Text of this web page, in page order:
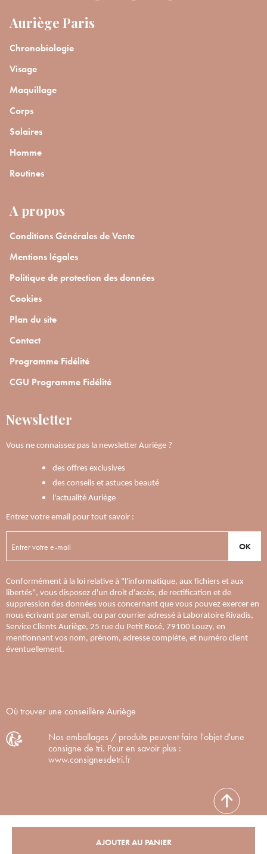
AJOUTER AU PANIER
Auriège Paris
Chronobiologie
Visage
Maquillage
Corps
Solaires
Homme
Routines
A propos
Conditions Générales de Vente
Mentions légales
Politique de protection des données
Cookies
Plan du site
Contact
Programme Fidélité
CGU Programme Fidélité
Newsletter
Vous ne connaissez pas la newsletter Auriège ?
des offres exclusives
des conseils et astuces beauté
l'actualité Auriège
Entrez votre email pour tout savoir :
OK
Conformément à la loi relative à "l'informatique, aux fichiers et aux
libertés", vous disposez d'un droit d'accès, de rectification et de
suppression des données vous concernant que vous pouvez exercer en
nous écrivant par email, ou par courrier adressé à Laboratoire Rivadis,
Service Clients Auriège, 25 rue du Petit Rosé, 79100 Louzy, en
mentionnant vos nom, prénom, adresse complète, et numéro client
éventuellement.
Où trouver une conseillère Auriège
Nos emballages / produits peuvent faire l'objet d'une
consigne de tri. Pour en savoir plus :
www.consignesdetri.fr
Auriège Paris© 2020. Tous droits réservés.